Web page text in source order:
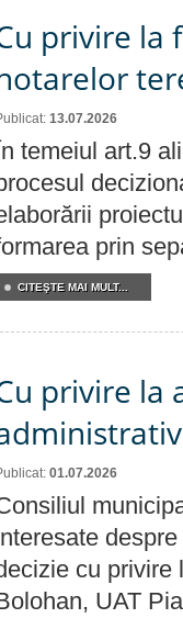
privire la
13.07.2026
temeiul art.9
prin
CITEŞTE MAI MULT...
privire la
01.07.2026
cu privire
UAT